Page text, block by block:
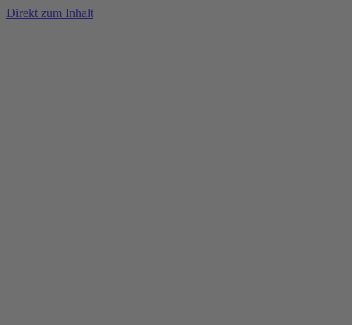
Direkt zum Inhalt